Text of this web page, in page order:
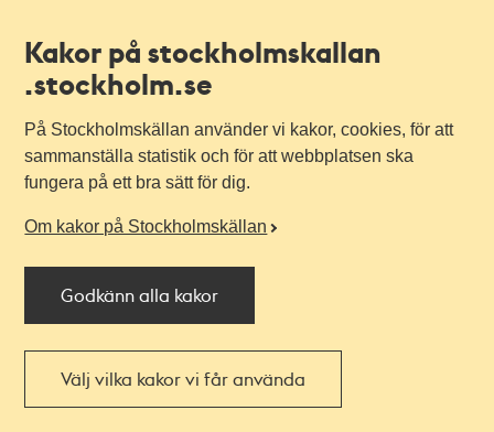
Kakor på stockholmskallan
.stockholm.se
På Stockholmskällan använder vi kakor, cookies, för att
sammanställa statistik och för att webbplatsen ska
fungera på ett bra sätt för dig.
Om kakor på Stockholmskällan
Godkänn alla kakor
Välj vilka kakor vi får använda